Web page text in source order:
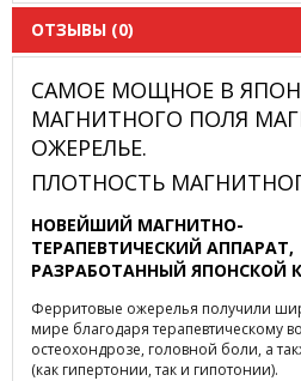
ОТЗЫВЫ (0)
САМОЕ МОЩНОЕ В
МАГНИТНОГО ПОЛЯ
ОЖЕРЕЛЬЕ.
ПЛОТНОСТЬ
НОВЕЙШИЙ МАГНИТНО-
ТЕРАПЕВТИЧЕСКИЙ АППАРАТ,
РАЗРАБОТАННЫЙ ЯПОНСКОЙ
Ферритовые ожерелья получили
мире благодаря терапевтическому
остеохондрозе, головной боли, а
(как гипертонии, так и гипотонии).